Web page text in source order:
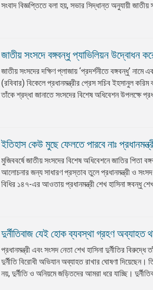
সংবাদ বিজ্ঞপ্তিতে বলা হয়, সভার সিদ্ধান্ত অনুযায়ী
জাতীয় সংসদে বঙ্গবন্ধু প্যাভিলিয়ন উদ্বোধন
জাতীয় সংসদের দক্ষিণ প্লাজায় ‘প্রদর্শনীতে বঙ্গবন্ধু’
(রবিবার) বিকেলে প্রধানমন্ত্রীর প্রেস সচিব ইহসানুল করিম
তাঁকে শ্রদ্ধা জানাতে সংসদের বিশেষ অধিবেশন উপলক্ষে
ইতিহাস কেউ মুছে ফেলতে পারবে নাঃ
মুজিববর্ষে জাতীয় সংসদের বিশেষ অধিবেশনে জাতির পিতা
আলোচনার জন্য সাধারণ প্রস্তাব তুলে প্রধানমন্ত্রী ও সংসদ
বিধির ১৪৭-এর আওতায় প্রধানমন্ত্রী শেখ হাসিনা ঙ্গবন্ধু
দুর্নীতিবাজ যেই হোক ব্যবস্থা গ্রহণ অব্যাহত
প্রধানমন্ত্রী এবং সংসদ নেতা শেখ হাসিনা দুর্নীতির
দুর্নীতি বিরোধী অভিযান অব্যাহত রাখার ঘোষণা
নয়, দুর্নীতি ও অনিয়মে জড়িতদের আমরা ধরে যাচ্ছি।